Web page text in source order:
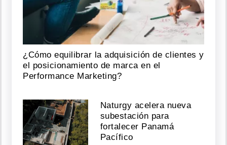
¿Cómo equilibrar la adquisición de clientes y
el posicionamiento de marca en el
Performance Marketing?
Naturgy acelera nueva
subestación para
fortalecer Panamá
Pacífico